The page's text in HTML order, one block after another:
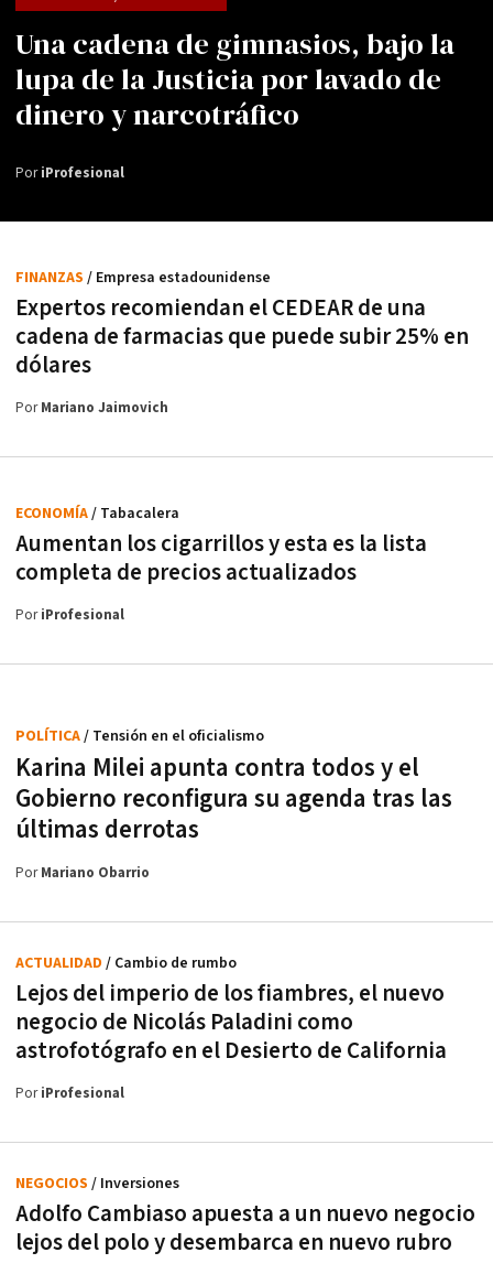
Una cadena de gimnasios, bajo la
lupa de la Justicia por lavado de
dinero y narcotráfico
PoriProfesional
Expertos recomiendan el CEDEAR de una
cadena de farmacias que puede subir 25% en
dólares
FINANZAS / Empresa estadounidense
PorMariano Jaimovich
Aumentan los cigarrillos y esta es la lista
completa de precios actualizados
ECONOMÍA/ Tabacalera
PoriProfesional
Karina Milei apunta contra todos y el
Gobierno reconfigura su agenda tras las
últimas derrotas
POLÍTICA/ Tensión en el oficialismo
PorMariano Obarrio
Lejos del imperio de los fiambres, el nuevo
negocio de Nicolás Paladini como
astrofotógrafo en el Desierto de California
ACTUALIDAD / Cambio de rumbo
PoriProfesional
Adolfo Cambiaso apuesta a un nuevo negocio
lejos del polo y desembarca en nuevo rubro
NEGOCIOS / Inversiones